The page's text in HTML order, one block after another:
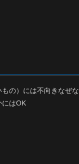
の）には不向きなぜな
にはOK